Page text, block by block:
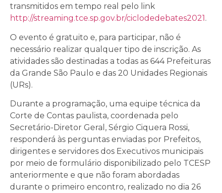
transmitidos em tempo real pelo link
http://streaming.tce.sp.gov.br/ciclodedebates2021.
O evento é gratuito e, para participar, não é
necessário realizar qualquer tipo de inscrição. As
atividades são destinadas a todas as 644 Prefeituras
da Grande São Paulo e das 20 Unidades Regionais
(URs).
Durante a programação, uma equipe técnica da
Corte de Contas paulista, coordenada pelo
Secretário-Diretor Geral, Sérgio Ciquera Rossi,
responderá às perguntas enviadas por Prefeitos,
dirigentes e servidores dos Executivos municipais
por meio de formulário disponibilizado pelo TCESP
anteriormente e que não foram abordadas
durante o primeiro encontro, realizado no dia 26